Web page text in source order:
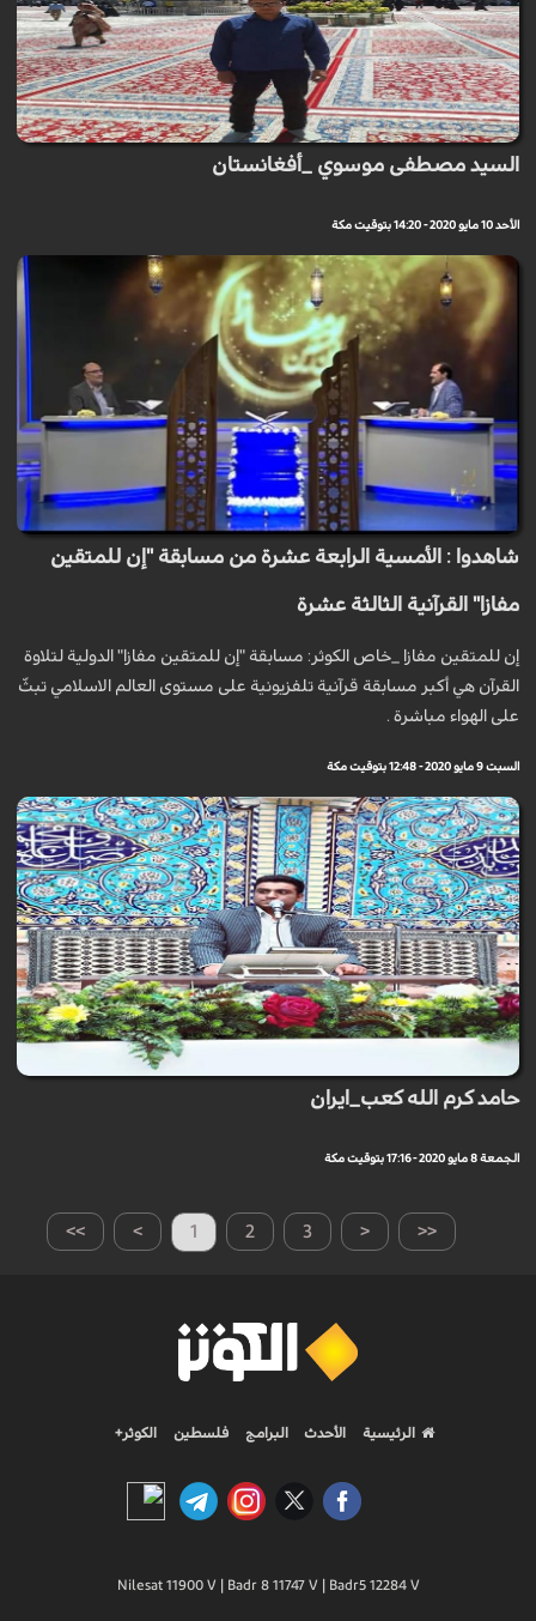
السيد مصطفى موسوي _أفغانستان
الأحد 10 مايو 2020 - 14:20 بتوقيت مكة
شاهدوا : الأمسية الرابعة عشرة من مسابقة "إن للمتقين
مفازا" القرآنية الثالثة عشرة
إن للمتقين مفازا _خاص الكوثر: مسابقة "إن للمتقين مفازا" الدولية لتلاوة
القرآن هي أكبر مسابقة قرآنية تلفزيونية على مستوى العالم الاسلامي تبثّ
على الهواء مباشرة .
السبت 9 مايو 2020 - 12:48 بتوقيت مكة
حامد كرم الله كعب_ايران
الجمعة 8 مايو 2020 - 17:16 بتوقيت مكة
>> > 1 2 3 < <<
الرئيسية الأحدث البرامج فلسطين الكوثر+
Nilesat 11900 V | Badr 8 11747 V | Badr5 12284 V